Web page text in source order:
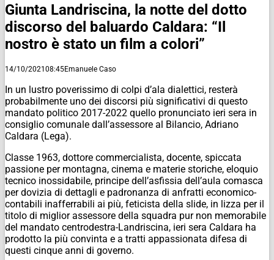
Giunta Landriscina, la notte del dotto
discorso del baluardo Caldara: “Il
nostro è stato un film a colori”
14/10/202108:45Emanuele Caso
In un lustro poverissimo di colpi d’ala dialettici, resterà
probabilmente uno dei discorsi più significativi di questo
mandato politico 2017-2022 quello pronunciato ieri sera in
consiglio comunale dall’assessore al Bilancio, Adriano
Caldara (Lega).
Classe 1963, dottore commercialista, docente, spiccata
passione per montagna, cinema e materie storiche, eloquio
tecnico inossidabile, principe dell’asfissia dell’aula comasca
per dovizia di dettagli e padronanza di anfratti economico-
contabili inafferrabili ai più, feticista della slide, in lizza per il
titolo di miglior assessore della squadra pur non memorabile
del mandato centrodestra-Landriscina, ieri sera Caldara ha
prodotto la più convinta e a tratti appassionata difesa di
questi cinque anni di governo.